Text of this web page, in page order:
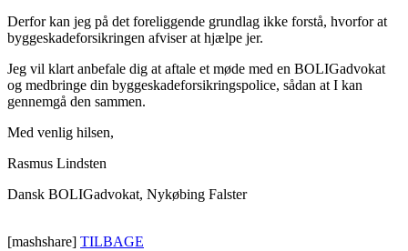
Derfor kan jeg på det foreliggende grundlag ikke forstå, hvorfor at
byggeskadeforsikringen afviser at hjælpe jer.
Jeg vil klart anbefale dig at aftale et møde med en BOLIGadvokat
og medbringe din byggeskadeforsikringspolice, sådan at I kan
gennemgå den sammen.
Med venlig hilsen,
Rasmus Lindsten
Dansk BOLIGadvokat, Nykøbing Falster
[mashshare] TILBAGE